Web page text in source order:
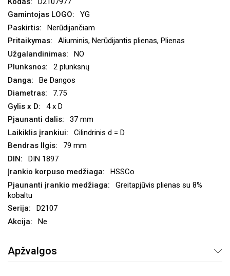
YG
Nerūdijančiam
Aliuminis, Nerūdijantis plienas, Plienas
NO
2 plunksnų
Be Dangos
7.75
4 x D
37 mm
Cilindrinis d = D
79 mm
DIN 1897
HSSCo
Greitapjūvis plienas su 8%
kobaltu
D2107
Ne
Apžvalgos